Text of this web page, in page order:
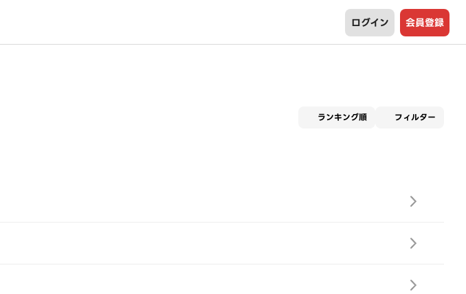
ログイン 会員登録
ランキング順 フィルター